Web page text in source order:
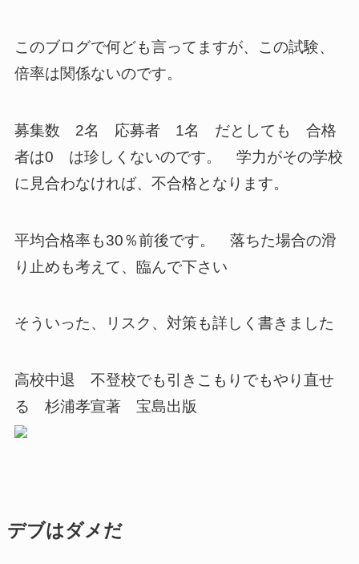
このブログで何ども言ってますが、この試験、
倍率は関係ないのです。
募集数 2名 応募者 1名 だとしても 合格
者は0 は珍しくないのです。 学力がその学校
に見合わなければ、不合格となります。
平均合格率も30％前後です。 落ちた場合の滑
り止めも考えて、臨んで下さい
そういった、リスク、対策も詳しく書きました
高校中退 不登校でも引きこもりでもやり直せ
る 杉浦孝宣著 宝島出版
デブはダメだ